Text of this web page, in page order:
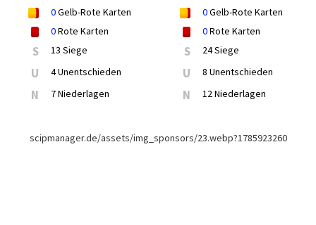
0Gelb-Rote Karten
0Rote Karten
S 13 Siege
U 4 Unentschieden
N 7 Niederlagen
0Gelb-Rote Karten
0Rote Karten
S 24 Siege
U 8 Unentschieden
N 12 Niederlagen
scipmanager.de/assets/img_sponsors/23.webp?1785923260